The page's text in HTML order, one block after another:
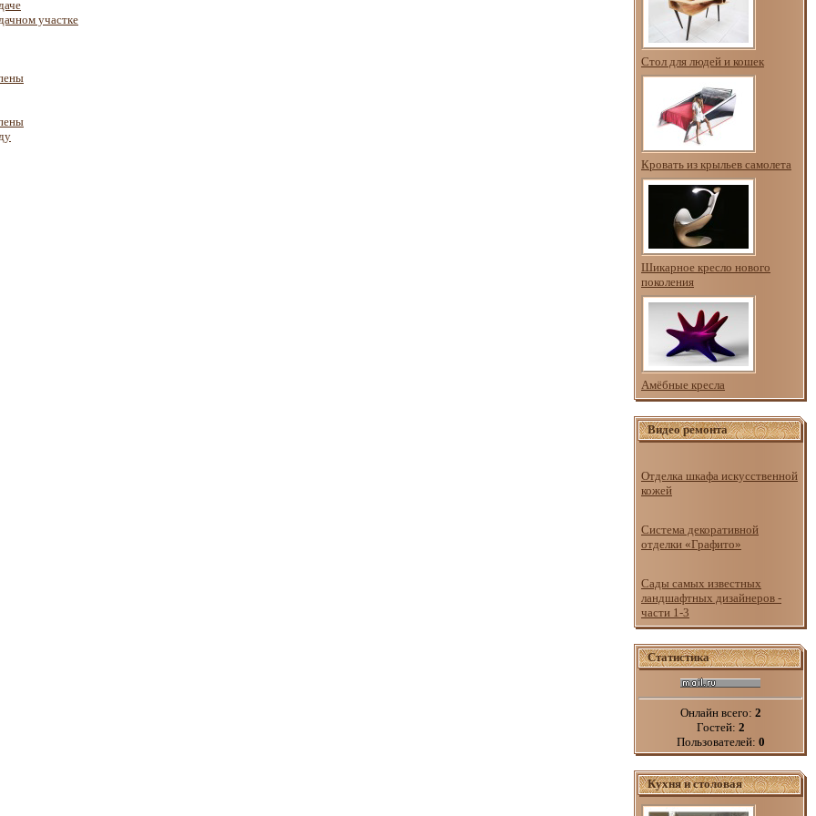
участке
Стол для людей и кошек
Кровать из крыльев самолета
Шикарное кресло нового
поколения
Амёбные кресла
Видео ремонта
Отделка шкафа искусственной
кожей
Система декоративной
отделки «Графито»
Сады самых известных
ландшафтных дизайнеров -
части 1-3
Статистика
Онлайн всего: 2
Гостей: 2
Пользователей: 0
Кухня и столовая